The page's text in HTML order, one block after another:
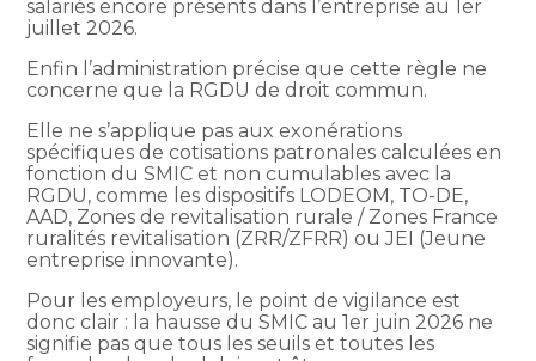
salariés encore présents dans l’entreprise au 1er
juillet 2026.
Enfin l’administration précise que cette règle ne
concerne que la RGDU de droit commun.
Elle ne s’applique pas aux exonérations
spécifiques de cotisations patronales calculées en
fonction du SMIC et non cumulables avec la
RGDU, comme les dispositifs LODEOM, TO-DE,
AAD, Zones de revitalisation rurale / Zones France
ruralités revitalisation (ZRR/ZFRR) ou JEI (Jeune
entreprise innovante).
Pour les employeurs, le point de vigilance est
donc clair : la hausse du SMIC au 1er juin 2026 ne
signifie pas que tous les seuils et toutes les